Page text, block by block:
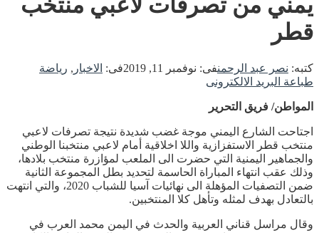
يمني من تصرفات لاعبي منتخب
قطر
كتبه: نصر عبد الرحمنفى: نوفمبر 11, 2019 فى: الاخبار , رياضة
طباعة البريد الالكترونى
المواطن/ فريق التحرير
اجتاحت الشارع اليمني موجة غضب شديدة نتيجة تصرفات لاعبي
منتخب قطر الاستفزازية واللا اخلاقية أمام لاعبي منتخبنا الوطني
والجماهير اليمنية التي حضرت الى الملعب لمؤازرة منتخب بلادها،
وذلك عقب انتهاء المباراة الحاسمة لتحديد بطل المجموعة الثانية
ضمن التصفيات المؤهلة الى نهائيات آسيا للشباب 2020، والتي انتهت
بالتعادل بهدف لمثله وتأهل كلا المنتخبين.
وقال مراسل قناني العربية والحدث في اليمن محمد العرب في